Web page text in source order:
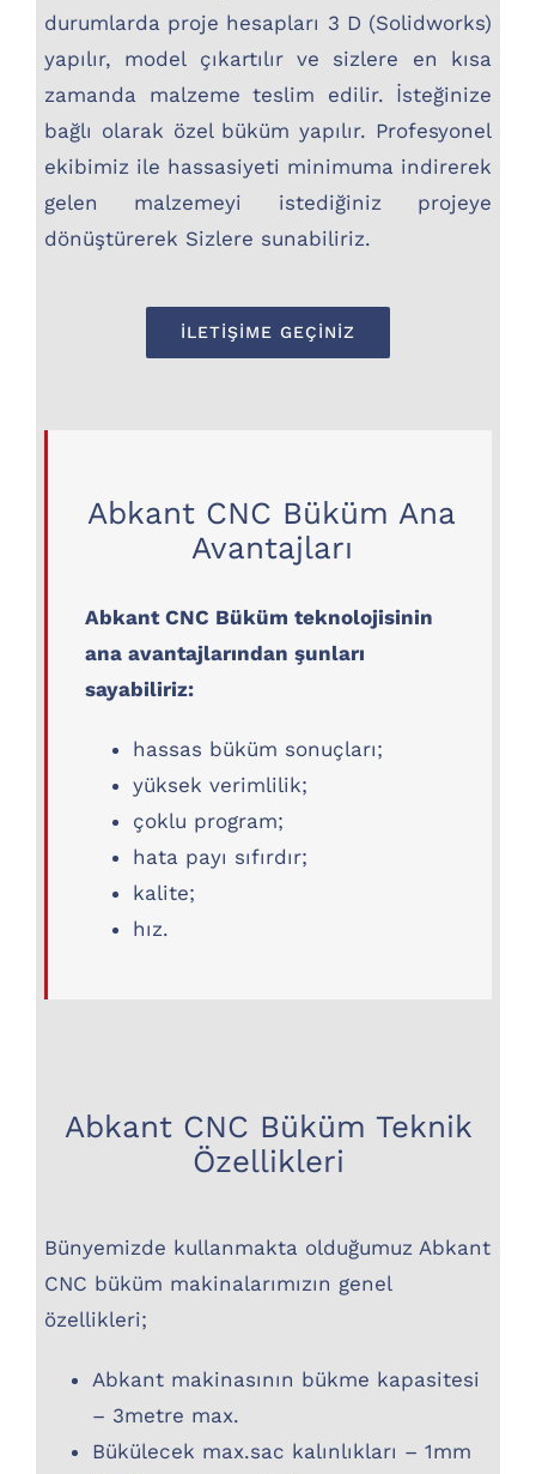
durumlarda proje hesapları 3 D (Solidworks)
yapılır, model çıkartılır ve sizlere en kısa
zamanda malzeme teslim edilir. İsteğinize
bağlı olarak özel büküm yapılır. Profesyonel
ekibimiz ile hassasiyeti minimuma indirerek
gelen malzemeyi istediğiniz projeye
dönüştürerek Sizlere sunabiliriz.
İLETIŞIME GEÇINIZ
Abkant CNC Büküm Ana
Avantajları
Abkant CNC Büküm teknolojisinin
ana avantajlarından şunları
sayabiliriz:
hassas büküm sonuçları;
yüksek verimlilik;
çoklu program;
hata payı sıfırdır;
kalite;
hız.
Abkant CNC Büküm Teknik
Özellikleri
Bünyemizde kullanmakta olduğumuz Abkant
CNC büküm makinalarımızın genel
özellikleri;
Abkant makinasının bükme kapasitesi
– 3metre max.
Bükülecek max.sac kalınlıkları – 1mm